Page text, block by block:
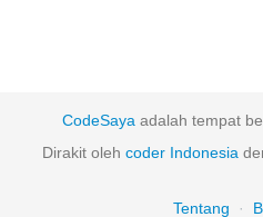
CodeSaya adalah tempat
Dirakit oleh coder Indonesia
Tentang
·